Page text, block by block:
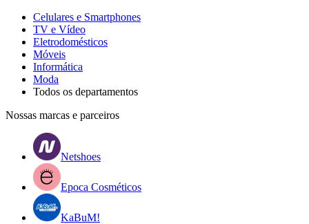
Celulares e Smartphones
TV e Vídeo
Eletrodomésticos
Móveis
Informática
Moda
Todos os departamentos
Nossas marcas e parceiros
Netshoes
Epoca Cosméticos
KaBuM!